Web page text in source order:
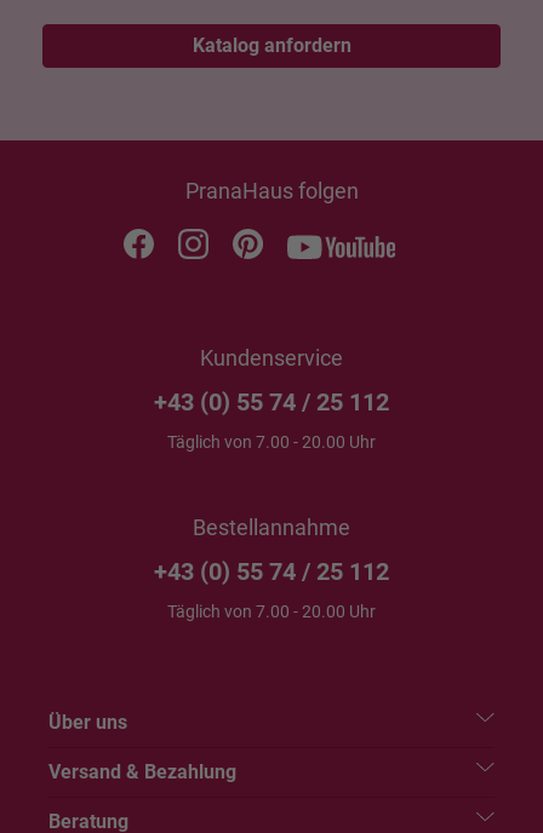
Katalog anfordern
PranaHaus folgen
Kundenservice
+43 (0) 55 74 / 25 112
Täglich von 7.00 - 20.00 Uhr
Bestellannahme
+43 (0) 55 74 / 25 112
Täglich von 7.00 - 20.00 Uhr
Über uns
Versand & Bezahlung
Beratung